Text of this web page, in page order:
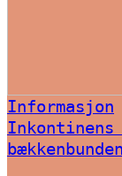
Informasjon
Inkontinens